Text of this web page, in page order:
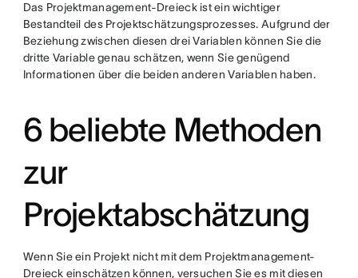
Das Projektmanagement-Dreieck ist ein wichtiger
Bestandteil des Projektschätzungsprozesses. Aufgrund der
Beziehung zwischen diesen drei Variablen können Sie die
dritte Variable genau schätzen, wenn Sie genügend
Informationen über die beiden anderen Variablen haben.
6 beliebte Methoden
zur
Projektabschätzung
Wenn Sie ein Projekt nicht mit dem Projektmanagement-
Dreieck einschätzen können, versuchen Sie es mit diesen